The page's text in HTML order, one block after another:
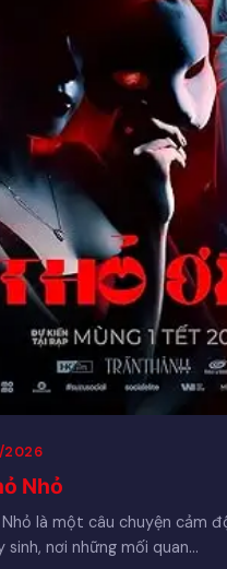
2026
Nhỏ
là một câu chuyện cảm
sinh, nơi những mối quan…